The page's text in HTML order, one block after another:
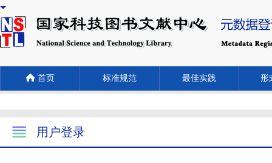
首页 标准规范 最佳实践 形
用户登录